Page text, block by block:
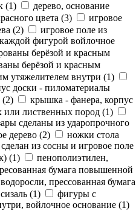
(1)
дерево, основание
цвета (3)
игровое
(2)
игровое поле из
фигурой войлочное
берёзой и красным
берёзой и красным
утяжелителем внутри (1)
доски - пиломатериалы
(2)
крышка - фанера, корпус
или лиственных пород (1)
сделаны из ударопрочного
дерево (2)
ножки стола
из сосны и игровое поле
(1)
пенополиэтилен,
бумага повышенной
прессованная бумага
сизаль (1)
фигуры с
войлочное основание (1)